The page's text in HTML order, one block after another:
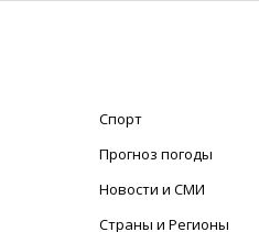
Спорт
Прогноз погоды
Новости и СМИ
Страны и Регионы